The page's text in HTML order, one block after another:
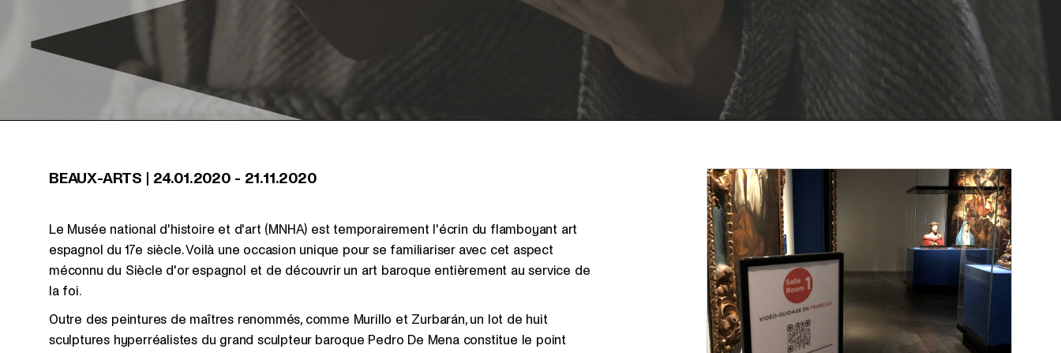
BEAUX-ARTS 24.01.2020 - 21.11.2020
Le Musée national d'histoire et d'art (MNHA) est temporairement l'écrin du flamboyant art
espagnol du 17e siècle. Voilà une occasion unique pour se familiariser avec cet aspect
méconnu du Siècle d'or espagnol et de découvrir un art baroque entièrement au service de
la foi.
Outre des peintures de maîtres renommés, comme Murillo et Zurbarán, un lot de huit
sculptures hyperréalistes du grand sculpteur baroque Pedro De Mena constitue le point